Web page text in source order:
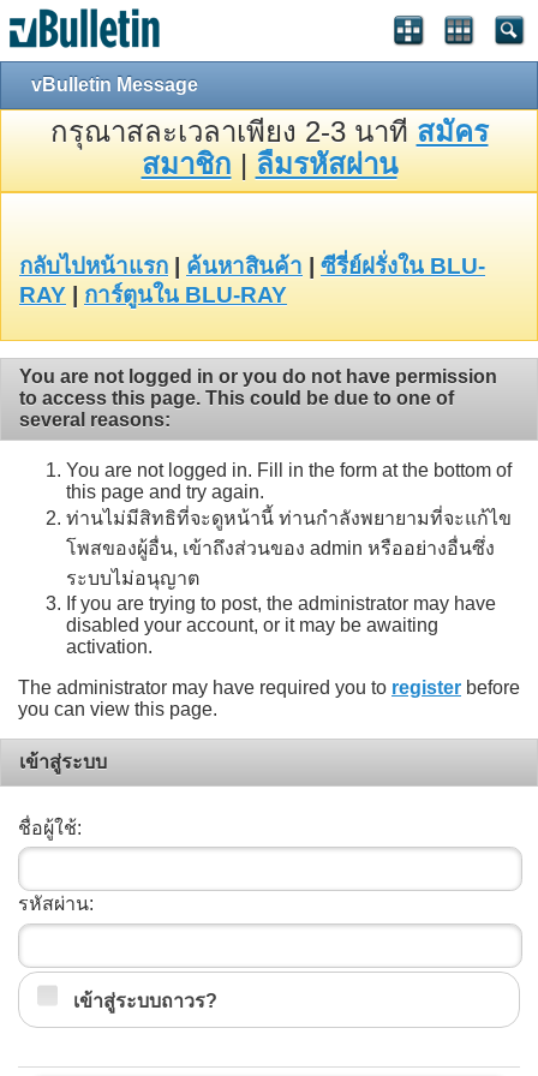
vBulletin Message
กรุณาสละเวลาเพียง 2-3 นาที สมัคร
สมาชิก | ลืมรหัสผ่าน
กลับไปหน้าแรก ค้นหาสินค้า
ซีรี่ย์ฝรั่งใน BLU-
RAY
การ์ตูนใน BLU-RAY
You are not logged in or you do not have permission
to access this page. This could be due to one of
several reasons:
You are not logged in. Fill in the form at the bottom of
this page and try again.
ท่านไม่มีสิทธิที่จะดูหน้านี้ ท่านกำลังพยายามที่จะแก้ไข
โพสของผู้อื่น, เข้าถึงส่วนของ admin หรืออย่างอื่นซึ่ง
ระบบไม่อนุญาต
If you are trying to post, the administrator may have
disabled your account, or it may be awaiting
activation.
The administrator may have required you to register before
you can view this page.
เข้าสู่ระบบ
ชื่อผู้ใช้:
รหัสผ่าน:
เข้าสู่ระบบถาวร?